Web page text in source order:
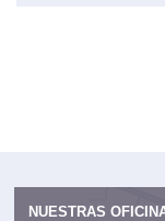
NUESTRAS